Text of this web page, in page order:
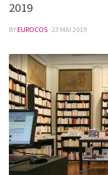
2019
BYEUROCOS · 23 MAI 2019